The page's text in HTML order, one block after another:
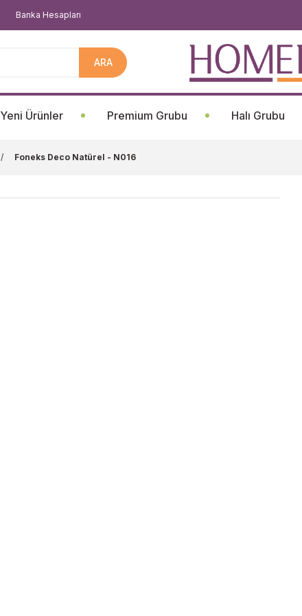
Banka Hesapları
ARA
Yeni Ürünler Premium Grubu Halı Grubu
Foneks Deco Natürel - N016